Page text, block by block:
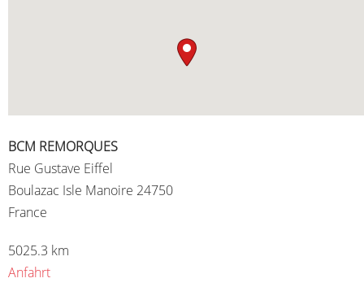
BCM REMORQUES
Rue Gustave Eiffel
Boulazac Isle Manoire 24750
France
5025.3 km
Anfahrt